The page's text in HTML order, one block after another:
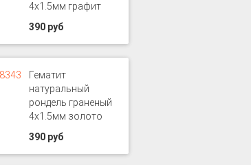
4х1.5мм графит
390 руб
Гематит
натуральный
рондель граненый
4х1.5мм золото
390 руб